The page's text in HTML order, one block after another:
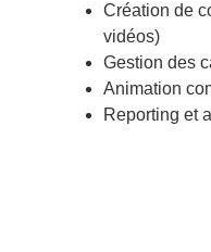
Création de
vidéos)
Gestion des
Animation
Reporting et